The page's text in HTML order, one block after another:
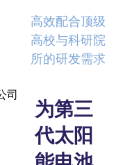
高效配合顶级
高校与科研院
所的研发需求
为第三
代太阳